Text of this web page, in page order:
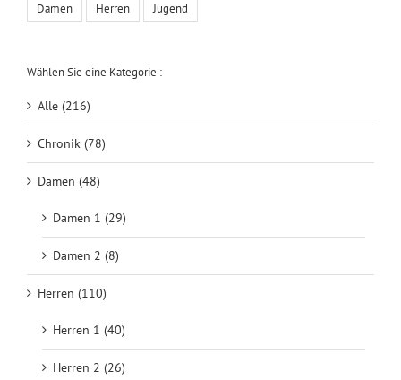
Damen Herren Jugend
Wählen Sie eine Kategorie :
Alle (216)
Chronik (78)
Damen (48)
Damen 1 (29)
Damen 2 (8)
Herren (110)
Herren 1 (40)
Herren 2 (26)